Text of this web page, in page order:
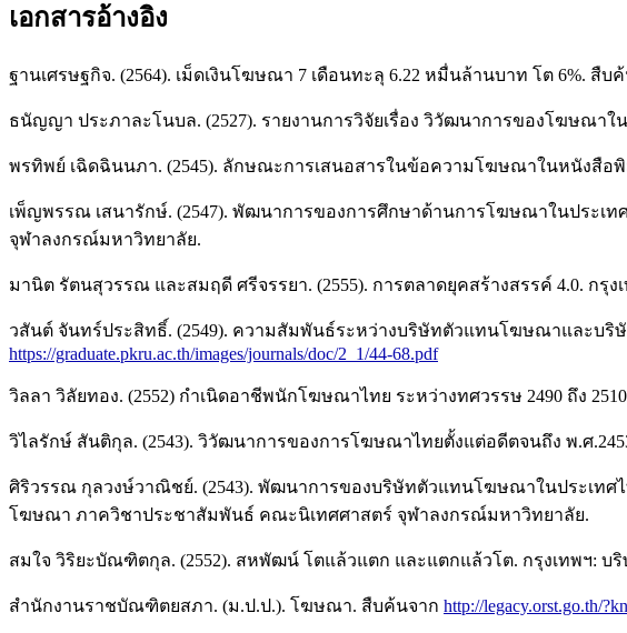
เอกสารอ้างอิง
ฐานเศรษฐกิจ. (2564). เม็ดเงินโฆษณา 7 เดือนทะลุ 6.22 หมื่นล้านบาท โต 6%. สืบ
ธนัญญา ประภาละโนบล. (2527). รายงานการวิจัยเรื่อง วิวัฒนาการของโฆษณา
พรทิพย์ เฉิดฉินนภา. (2545). ลักษณะการเสนอสารในข้อความโฆษณาในหนังสือพิ
เพ็ญพรรณ เสนารักษ์. (2547). พัฒนาการของการศึกษาด้านการโฆษณาในประ
จุฬาลงกรณ์มหาวิทยาลัย.
มานิต รัตนสุวรรณ และสมฤดี ศรีจรรยา. (2555). การตลาดยุคสร้างสรรค์ 4.0. กรุง
วสันต์ จันทร์ประสิทธิ์. (2549). ความสัมพันธ์ระหว่างบริษัทตัวแทนโฆษณาและบริ
https://graduate.pkru.ac.th/images/journals/doc/2_1/44-68.pdf
วิลลา วิลัยทอง. (2552) กำเนิดอาชีพนักโฆษณาไทย ระหว่างทศวรรษ 2490 ถึง
วิไลรักษ์ สันติกุล. (2543). วิวัฒนาการของการโฆษณาไทยตั้งแต่อดีตจนถึง พ.ศ
ศิริวรรณ กุลวงษ์วาณิชย์. (2543). พัฒนาการของบริษัทตัวแทนโฆษณาในประเทศ
โฆษณา ภาควิชาประชาสัมพันธ์ คณะนิเทศศาสตร์ จุฬาลงกรณ์มหาวิทยาลัย.
สมใจ วิริยะบัณฑิตกุล. (2552). สหพัฒน์ โตแล้วแตก และแตกแล้วโต. กรุงเทพฯ: บ
สำนักงานราชบัณฑิตยสภา. (ม.ป.ป.). โฆษณา. สืบค้นจาก http://legacy.orst.go.th/